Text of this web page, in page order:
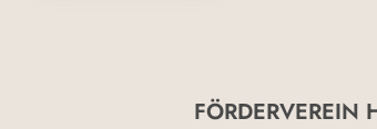
FÖRDERVEREIN